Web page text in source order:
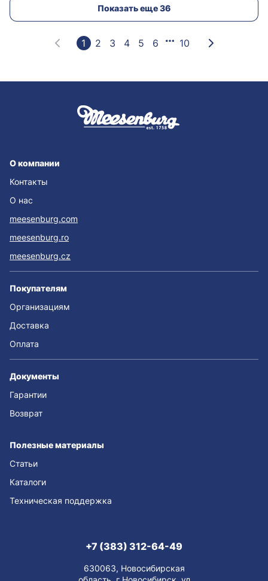
Показать еще 36
1 2 3 4 5 6 10
О компании
Контакты
О нас
meesenburg.com
meesenburg.ro
meesenburg.cz
Покупателям
Организациям
Доставка
Оплата
Документы
Гарантии
Возврат
Полезные материалы
Статьи
Каталоги
Техническая поддержка
+7 (383) 312-64-49
630063, Новосибирская